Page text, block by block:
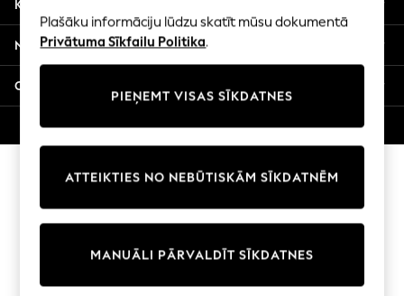
Polo Shirts
Sweatshirts & Jumpers
Multipacks
All Boys Sport & Swimwear
Swimwear
Tops
Joggers
Konfidencialitāte un juridiskā informācija
Nodaļas
Citi pakalpojumi
© 2026 Next Germany GmbH. Visas tiesības aizsargātas.
Plašāku informāciju lūdzu skatīt mūsu dokumentā
Privātuma Sīkfailu Politika.
PIEŅEMT VISAS SĪKDATNES
MANUĀLI PĀRVALDĪT SĪKDATNES
ATTEIKTIES NO NEBŪTISKĀM SĪKDATNĒM